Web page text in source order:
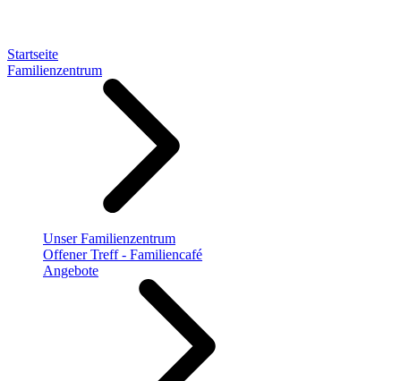
Startseite
Familienzentrum
Unser Familienzentrum
Offener Treff - Familiencafé
Angebote